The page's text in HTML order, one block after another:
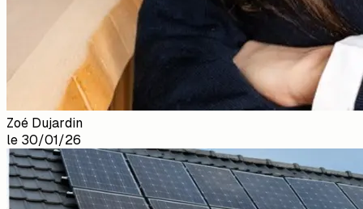
Zoé Dujardin
le 30/01/26